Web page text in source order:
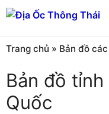
Chuyển
đến
nội
dung
Trang chủ » Bản đồ
Bản đồ
Quốc